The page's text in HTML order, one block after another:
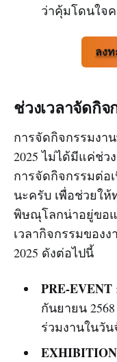
ว่าคุ้มโดนใจ
ลง
ช่วงเวลาจัดกิจ
การจัดกิจกรรมงา
2025 ไม่ได้มีแค่ช่ว
การจัดกิจกรรมต่อ
นะครับ เพื่อช่วยใ
พิษณุโลกน่าอยู่ขอแ
เวลากิจกรรมของ
2025 ดังต่อไปนี้
PRE-EVENT
กันยายน
ร่วมงานในวั